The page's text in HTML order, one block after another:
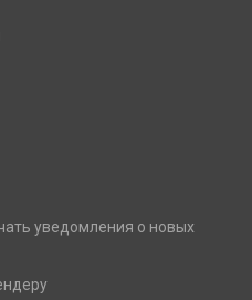
уведомления о новых